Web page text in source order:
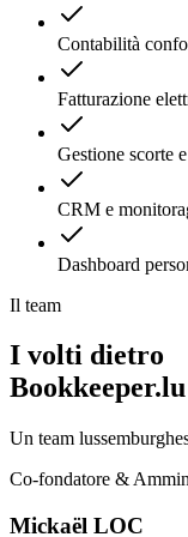
Contabilità
Fatturazione
Gestione scorte
CRM e
Dashboard
Il team
I volti dietro
Bookkeeper.lu
Un team
Co-fondatore &
Mickaël LOC